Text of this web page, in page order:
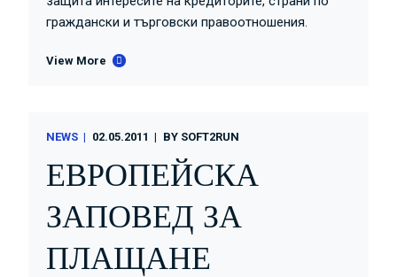
граждански и търговски правоотношения.
View More
NEWS 02.05.2011 BY SOFT2RUN
ЕВРОПЕЙСКА
ЗАПОВЕД ЗА
ПЛАЩАНЕ